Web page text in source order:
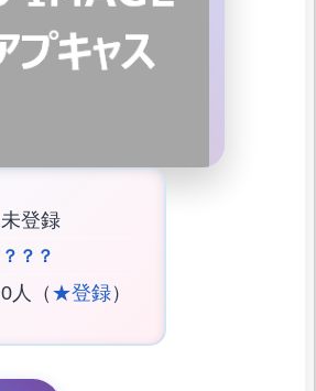
未登録
？？？
0人（ ★登録）